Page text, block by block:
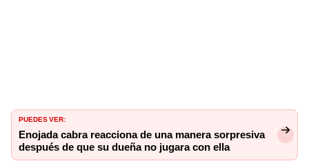
PUEDES VER:
Enojada cabra reacciona de una manera sorpresiva
después de que su dueña no jugara con ella